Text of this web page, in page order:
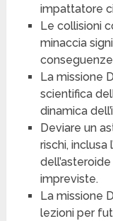
impattatore
Le collisioni
minaccia
La missione
scientifica
dinamica
Deviare un
rischi, inclusa
impreviste.
La missione
lezioni per